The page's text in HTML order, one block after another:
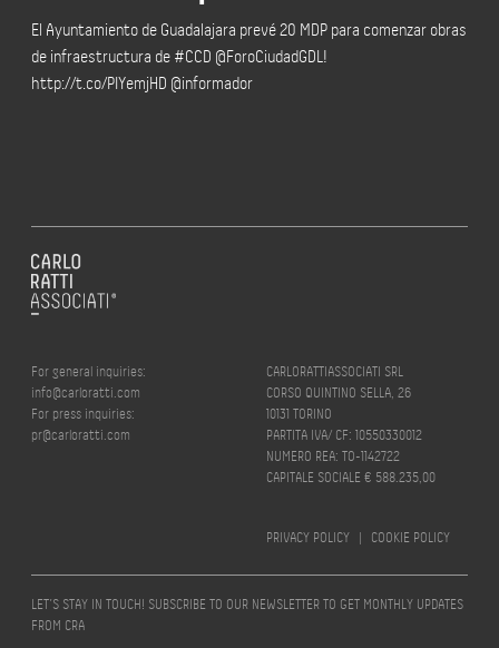
El Ayuntamiento de Guadalajara prevé 20 MDP para comenzar obras
de infraestructura de #CCD @ForoCiudadGDL!
http://t.co/PIYemjHD @informador
For general inquiries:
info@carloratti.com
For press inquiries:
pr@carloratti.com
CARLORATTIASSOCIATI SRL
CORSO QUINTINO SELLA, 26
10131 TORINO
PARTITA IVA/ CF: 10550330012
NUMERO REA: TO-1142722
CAPITALE SOCIALE € 588.235,00
PRIVACY POLICY | COOKIE POLICY
LET’S STAY IN TOUCH! SUBSCRIBE TO OUR NEWSLETTER TO GET MONTHLY UPDATES
FROM CRA